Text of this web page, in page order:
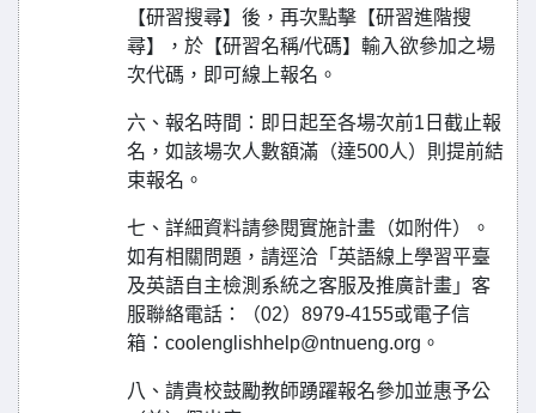
【研習搜尋】後，再次點擊【研習進階搜
尋】，於【研習名稱/代碼】輸入欲參加之場
次代碼，即可線上報名。
六、報名時間：即日起至各場次前1日截止報
名，如該場次人數額滿（達500人）則提前結
束報名。
七、詳細資料請參閱實施計畫（如附件）。
如有相關問題，請逕洽「英語線上學習平臺
及英語自主檢測系統之客服及推廣計畫」客
服聯絡電話：（02）8979-4155或電子信
箱：coolenglishhelp@ntnueng.org。
八、請貴校鼓勵教師踴躍報名參加並惠予公